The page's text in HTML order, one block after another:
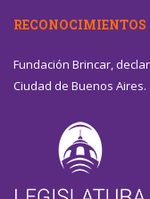
RECONOCIMIENTOS
Fundación Brincar,
Ciudad de Buenos Aires.